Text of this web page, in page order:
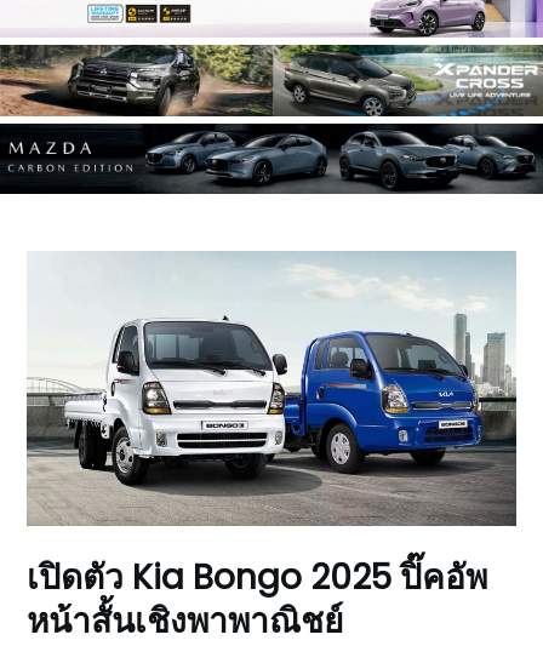
เปิดตัว Kia Bongo 2025 ปิ๊คอัพ
หน้าสั้นเชิงพาพาณิชย์